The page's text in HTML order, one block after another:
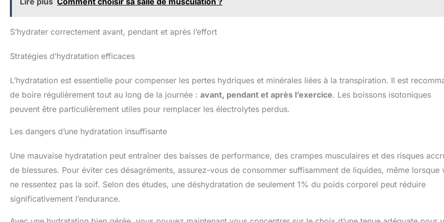
S’hydrater correctement avant, pendant et après l’effort
Stratégies d’hydratation efficaces
L’hydratation est essentielle pour compenser les pertes hydriques et minérales liées à la transpiration. Il est
de boire régulièrement tout au long de la journée : avant, pendant et après l’exercice. Les boissons isotoniques
peuvent être particulièrement utiles pour remplacer les électrolytes perdus.
Les dangers d’une hydratation insuffisante
Une mauvaise hydratation peut entraîner des baisses de performance, des crampes musculaires et des risques
de blessures. Pour éviter ces désagréments, assurez-vous de consommer suffisamment de liquides, même lorsque
ne ressentez pas la soif. Selon des études, une déshydratation de seulement 1% du poids corporel peut réduire
significativement l’endurance.